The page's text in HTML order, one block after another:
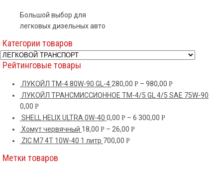
Большой выбор для
легковых дизельных авто
Категории товаров
Рейтинговые товары
ЛУКОЙЛ ТМ-4 80W-90 GL-4 280,00 Р – 980,00 Р
ЛУКОЙЛ ТРАНСМИССИОННОЕ TM-4/5 GL 4/5 SAE 75W-90
0,00 Р
SHELL HELIX ULTRA 0W-40 0,00 Р – 6 300,00 Р
Хомут червячный 18,00 Р – 26,00 Р
ZIC M7 4T 10W-40 1 литр 700,00 Р
Метки товаров